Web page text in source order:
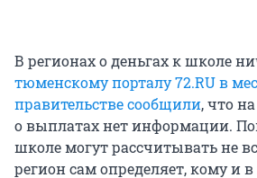
В регионах о деньгах к школе
тюменскому порталу 72.RU в
правительстве сообщили, что
о выплатах нет информации.
школе могут рассчитывать не
регион сам определяет, кому и